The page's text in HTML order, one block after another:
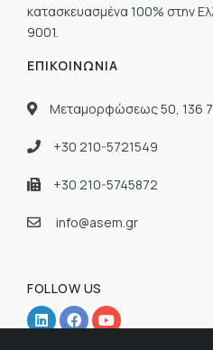
κατασκευασμένα 100% στην
9001.
ΕΠΙΚΟΙΝΩΝΊΑ
Μεταμορφώσεως 50, 136
+30 210-5721549
+30 210-5745872
info@asem.gr
FOLLOW US